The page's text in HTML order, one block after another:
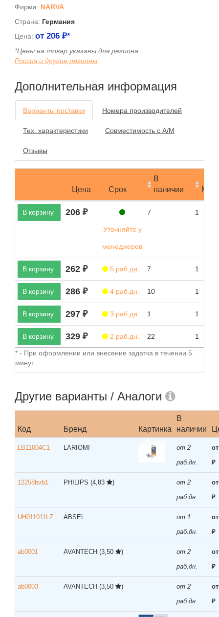
Фирма: NARVA
Страна: Германия
Цена: от 206 ₽*
*Цены на товар указаны для региона
Россия и другие регионы
Дополнительная информация
Варианты поставки Номера производителей
Тех. характеристики Совместимость с А/М
Отзывы
Цена Срок
В
наличии
В корзину 206 ₽
Уточняйте у
менеджеров
7 1
В корзину 262 ₽ 5 раб.дн. 7 1
В корзину 286 ₽ 4 раб.дн. 10 1
В корзину 297 ₽ 3 раб.дн. 1 1
В корзину 329 ₽ 2 раб.дн. 22 1
* - При оформлении или внесение задатка в течении 5
минут.
Другие варианты / Аналоги
Код Бренд Картинка
В
наличии
LB11004C1 LARIOMI
от 2
раб.дн.
₽
12258bvb1 PHILIPS (4,83 )
от 2
раб.дн.
₽
UH011011LZ ABSEL
от 1
раб.дн.
₽
ab0001 AVANTECH (3,50 )
от 2
раб.дн.
₽
ab0003 AVANTECH (3,50 )
от 2
раб.дн.
₽